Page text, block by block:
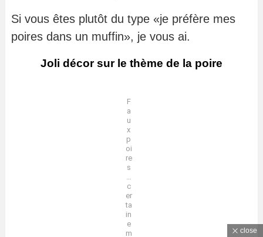
Si vous êtes plutôt du type «je préfère mes
poires dans un muffin», je vous ai.
Joli décor sur le thème de la poire
F
a
u
x
p
oi
re
s
…
c
er
ta
in
e
m
close